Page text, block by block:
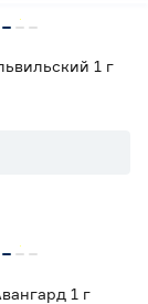
1 г
1 г